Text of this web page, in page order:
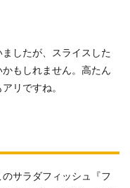
したが、スライスした
もしれません。高たん
リですね。
サラダフィッシュ『フ